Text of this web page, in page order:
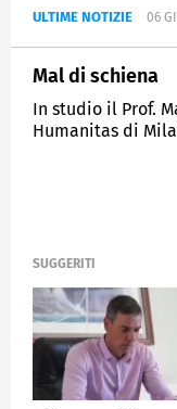
ULTIME NOTIZIE 06
Mal di schiena
In studio il Prof.
Humanitas di
SUGGERITI